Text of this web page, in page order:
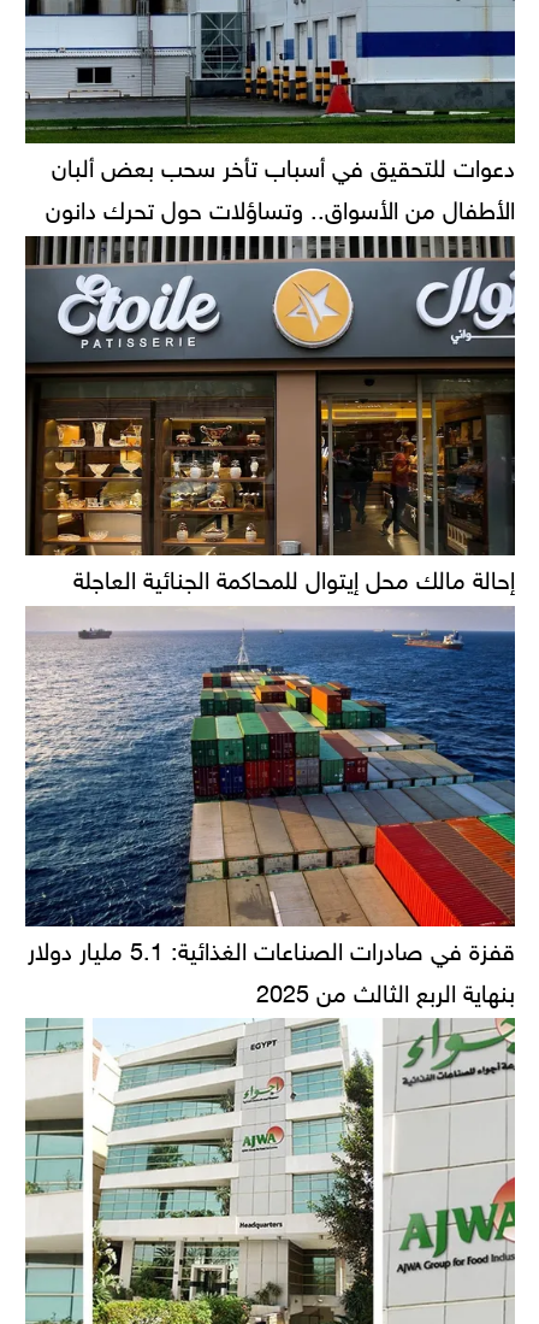
دعوات للتحقيق في أسباب تأخر سحب بعض ألبان
الأطفال من الأسواق.. وتساؤلات حول تحرك دانون
إحالة مالك محل إيتوال للمحاكمة الجنائية العاجلة
قفزة في صادرات الصناعات الغذائية: 5.1 مليار دولار
بنهاية الربع الثالث من 2025